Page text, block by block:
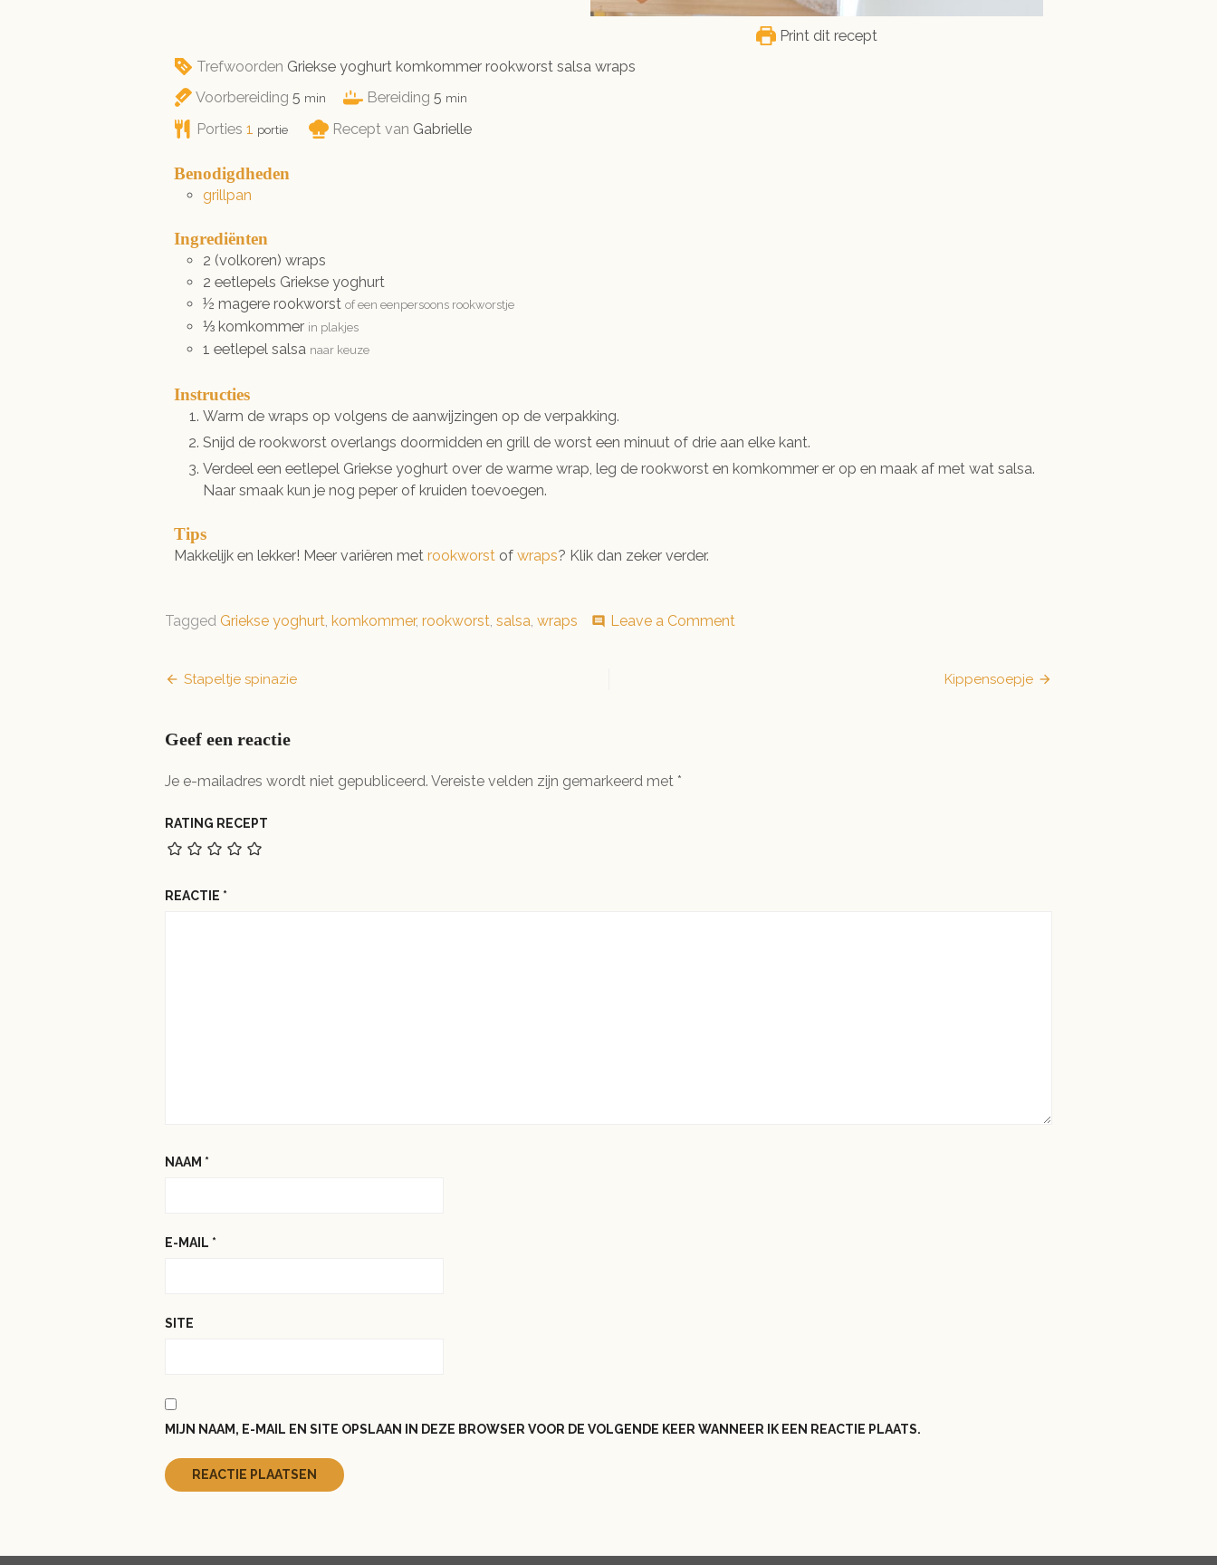
Print dit recept
Trefwoorden Griekse yoghurt komkommer rookworst salsa wraps
Voorbereiding5 minuten
min Bereiding 5minuten
min
Porties1 portie Recept van Gabrielle
Benodigdheden
grillpan
Ingrediënten
2 (volkoren) wraps
2 eetlepels Griekse yoghurt
½ magere rookworst of een eenpersoons rookworstje
⅓ komkommer in plakjes
1 eetlepel salsa naar keuze
Instructies
Warm de wraps op volgens de aanwijzingen op de verpakking.
Snijd de rookworst overlangs doormidden en grill de worst een minuut of drie aan elke kant.
Verdeel een eetlepel Griekse yoghurt over de warme wrap, leg de rookworst en komkommer er op en maak af met wat salsa.
Naar smaak kun je nog peper of kruiden toevoegen.
Tips
Makkelijk en lekker! Meer variëren met rookworst of wraps? Klik dan zeker verder.
Tagged Griekse yoghurt, komkommer, rookworst, salsa, wraps comment Leave a Comment
Bericht
Stapeltje spinazie Kippensoepje
Geef een reactie
Je e-mailadres wordt niet gepubliceerd. Vereiste velden zijn gemarkeerd met *
RATING RECEPT
REACTIE *
NAAM *
E-MAIL *
SITE
MIJN NAAM, E-MAIL EN SITE OPSLAAN IN DEZE BROWSER VOOR DE VOLGENDE KEER WANNEER IK EEN REACTIE PLAATS.